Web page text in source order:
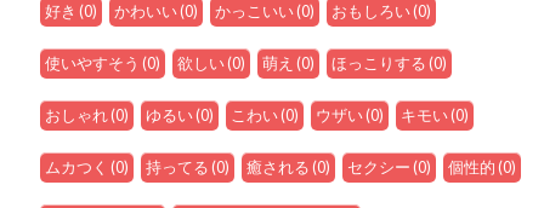
好き (0) かわいい(0) かっこいい(0) おもしろい(0)
使いやすそう (0) 欲しい(0) 萌え (0) ほっこりする(0)
おしゃれ(0) ゆるい(0) こわい(0) ウザい(0) キモい(0)
ムカつく (0) 持ってる(0) 癒される(0) セクシー(0) 個性的(0)